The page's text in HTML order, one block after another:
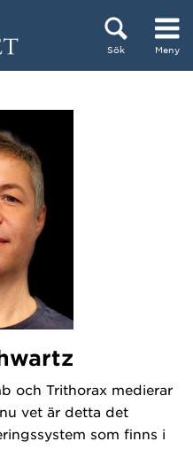
Sök Meny
och Trithorax medierar
vet är detta det
som finns i